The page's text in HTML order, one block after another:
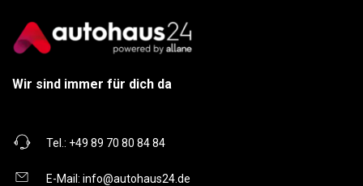
Wir sind immer für dich da
Tel.: +49 89 70 80 84 84
E-Mail: info@autohaus24.de